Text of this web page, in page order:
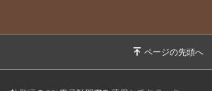
療予定
対策！！「出にくい体質に整える」に